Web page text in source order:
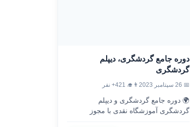
دوره جامع گردشگری، دیپلم
گردشگری
📅 26 سپتامبر 2023 👨‍🎓 421+ نفر
🌍 دوره جامع گردشگری و دیپلم
گردشگری آموزشگاه نقدی با مجوز